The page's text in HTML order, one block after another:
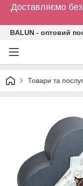
Доставляємо
BALUN - оптовий
Товари та